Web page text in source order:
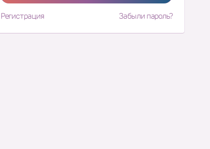
Регистрация Забыли пароль?